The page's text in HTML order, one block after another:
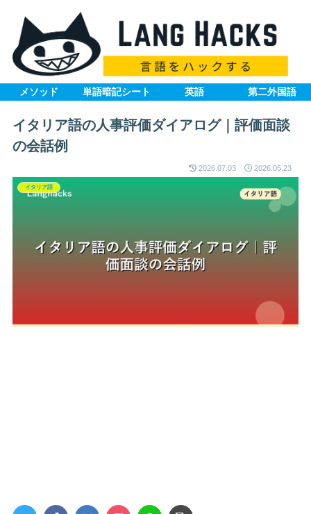
メソッド 単語暗記シート 英語 第二外国語
イタリア語の人事評価ダイアログ｜評価面談
の会話例
2026.07.03 2026.05.23
イタリア語